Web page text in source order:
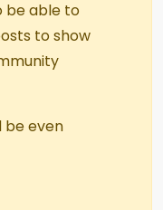
be able to
to show
be even